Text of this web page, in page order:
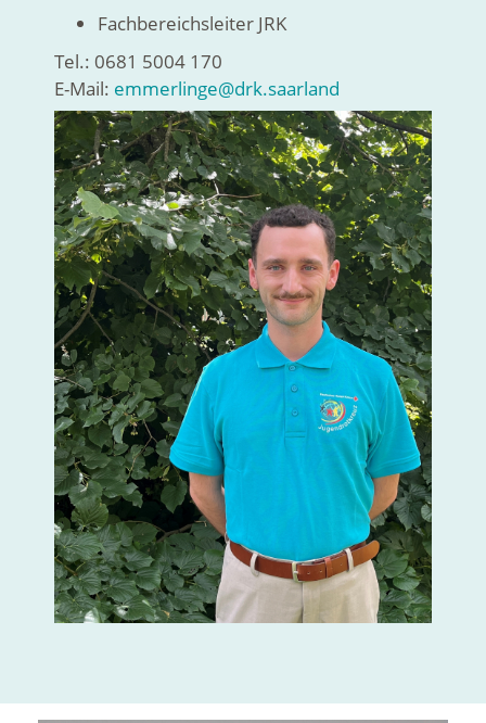
Fachbereichsleiter JRK
Tel.: 0681 5004 170
E-Mail: emmerlinge@drk.saarland